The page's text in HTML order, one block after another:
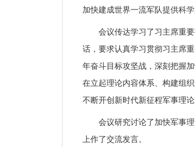
加快建成世界一流军队提供科学
会议传达学习了习主席重
话，要求认真学习贯彻习主席
年奋斗目标攻坚战，深刻把握
在立起理论内容体系、构建组
不断开创新时代新征程军事理论
会议研究讨论了加快军事
上作了交流发言。